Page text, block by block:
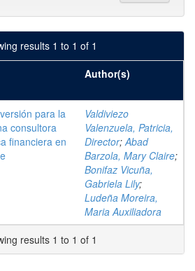
results 1 to 1 of 1
Author(s)
para la
consultora
financiera en
Valdiviezo
Valenzuela, Patricia,
Director;Abad
Barzola, Mary Claire;
Bonifaz Vicuña,
Gabriela Lily;
Ludeña Moreira,
Maria Auxiliadora
results 1 to 1 of 1